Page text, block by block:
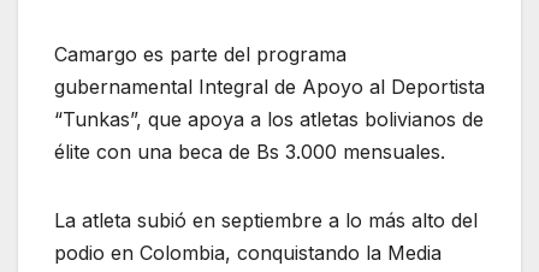
Camargo es parte del programa
gubernamental Integral de Apoyo al Deportista
“Tunkas”, que apoya a los atletas bolivianos de
élite con una beca de Bs 3.000 mensuales.
La atleta subió en septiembre a lo más alto del
podio en Colombia, conquistando la Media